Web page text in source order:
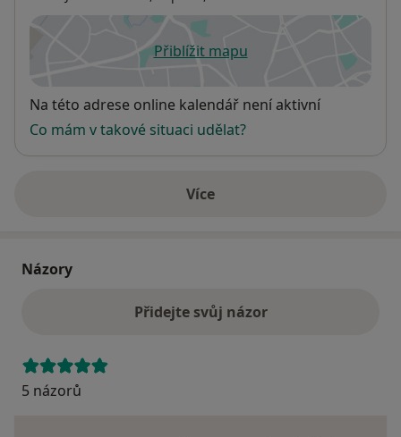
Přiblížit mapuse otevře v nové záložce
Dostupnost
Na této adrese online kalendář není aktivní
Co mám v takové situaci udělat?
Víceo adrese
Názory
Přidejte svůj názor
5 názorů